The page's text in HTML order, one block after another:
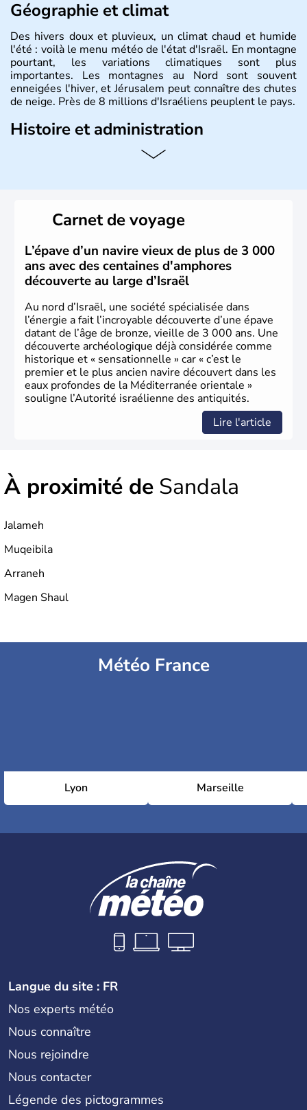
Géographie et climat
Des hivers doux et pluvieux, un climat chaud et humide
l'été : voilà le menu météo de l'état d'Israël. En montagne
pourtant, les variations climatiques sont plus
importantes. Les montagnes au Nord sont souvent
enneigées l'hiver, et Jérusalem peut connaître des chutes
de neige. Près de 8 millions d'Israéliens peuplent le pays.
Histoire et administration
L'Israël est un état de la partie est de la Méditerranée,
vrai essor économique dans le domaine des nouvelles
Carnet de voyage
L’épave d’un navire vieux de plus de 3 000
ans avec des centaines d'amphores
découverte au large d’Israël
Au nord d’Israël, une société spécialisée dans
l’énergie a fait l’incroyable découverte d’une épave
datant de l’âge de bronze, vieille de 3 000 ans. Une
découverte archéologique déjà considérée comme
historique et « sensationnelle » car « c’est le
premier et le plus ancien navire découvert dans les
eaux profondes de la Méditerranée orientale »
souligne l’Autorité israélienne des antiquités.
Lire l'article
À proximité de Sandala
Jalameh
Muqeibila
Arraneh
Magen Shaul
Météo France
Lyon Marseille
Langue du site : FR
Nos experts météo
Nous connaître
Nous rejoindre
Nous contacter
Légende des pictogrammes